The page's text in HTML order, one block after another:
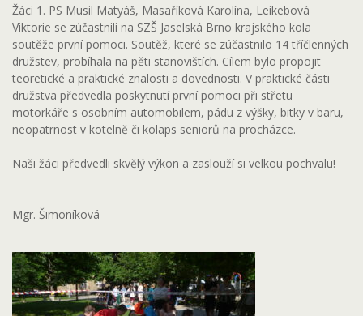
Žáci 1. PS Musil Matyáš, Masaříková Karolína, Leikebová
Viktorie se zúčastnili na SZŠ Jaselská Brno krajského kola
soutěže první pomoci. Soutěž, které se zúčastnilo 14 tříčlenných
družstev, probíhala na pěti stanovištích. Cílem bylo propojit
teoretické a praktické znalosti a dovednosti. V praktické části
družstva předvedla poskytnutí první pomoci při střetu
motorkáře s osobním automobilem, pádu z výšky, bitky v baru,
neopatrnost v kotelně či kolaps seniorů na procházce.
Naši žáci předvedli skvělý výkon a zaslouží si velkou pochvalu!
Mgr. Šimoníková